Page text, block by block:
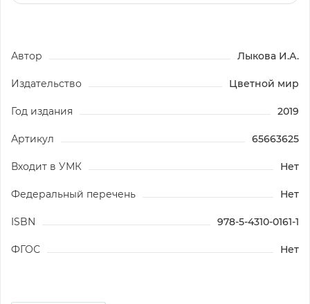
Автор Лыкова И.А.
Издательство Цветной мир
Год издания 2019
Артикул 65663625
Входит в УМК Нет
Федеральный перечень Нет
ISBN 978-5-4310-0161-1
ФГОС Нет